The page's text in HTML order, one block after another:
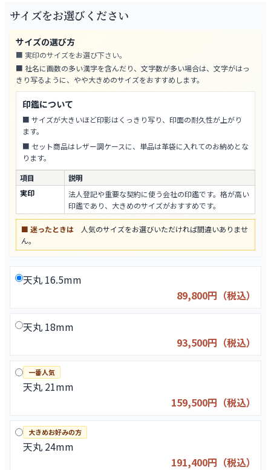
サイズをお選びください
サイズの選び方
■ 実印のサイズをお選び下さい。
■ 社名に画数の多い漢字を含んだり、文字数が多い場合は、文字がはっ
きり写るように、やや大きめのサイズをおすすめします。
印鑑について
■ サイズが大きいほど印影はくっきり写り、印面の耐久性が上がり
ます。
■ セット商品はレザー調ケースに、単品は革袋に入れてのお納めとな
ります。
項目
説明
実印
法人登記や重要な契約に使う会社の印鑑です。格が高い
印鑑であり、大きめのサイズがおすすめです。
■ 迷ったときは 人気のサイズをお選びいただければ間違いありませ
ん。
天丸 16.5mm
89,800円（税込）
天丸 18mm
93,500円（税込）
一番人気
天丸 21mm
159,500円（税込）
大きめお好みの方
天丸 24mm
191,400円（税込）